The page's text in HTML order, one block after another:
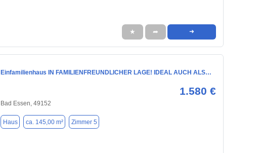
★ ➦ ➜
Einfamilienhaus IN FAMILIENFREUNDLICHER LAGE! IDEAL AUCH ALS…
1.580 €
Bad Essen, 49152
Haus ca. 145,00 m² Zimmer 5